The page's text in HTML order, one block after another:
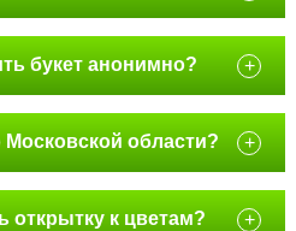
букет анонимно? +
Московской области? +
открытку к цветам? +